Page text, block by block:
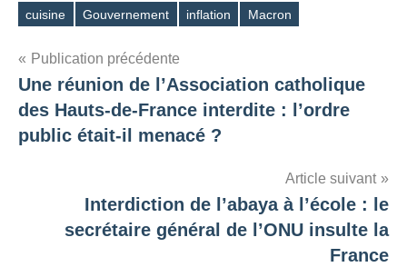
Étiquettes
cuisine Gouvernement inflation Macron
Navigation
de
l’article
Publication précédente
Une réunion de l’Association catholique
des Hauts-de-France interdite : l’ordre
public était-il menacé ?
Article suivant
Interdiction de l’abaya à l’école : le
secrétaire général de l’ONU insulte la
France